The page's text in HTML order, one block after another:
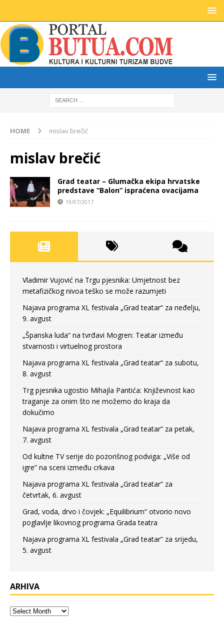
HOME mislav brečić
mislav brečić
Grad teatar – Glumačka ekipa hrvatske
predstave “Balon” ispraćena ovacijama
19/07/2017
Vladimir Vujović na Trgu pjesnika: Umjetnost bez
metafizičkog nivoa teško se može razumjeti
Najava programa XL festivala „Grad teatar“ za neđelju,
9. avgust
„Španska luda“ na tvrđavi Mogren: Teatar između
stvarnosti i virtuelnog prostora
Najava programa XL festivala „Grad teatar“ za subotu,
8. avgust
Trg pjesnika ugostio Mihajla Pantića: Književnost kao
traganje za onim što ne možemo do kraja da
dokučimo
Najava programa XL festivala „Grad teatar“ za petak,
7. avgust
Od kultne TV serije do pozorišnog podviga: „Više od
igre” na sceni između crkava
Najava programa XL festivala „Grad teatar“ za
četvrtak, 6. avgust
Grad, voda, drvo i čovjek: „Equilibrium“ otvorio novo
poglavlje likovnog programa Grada teatra
Najava programa XL festivala „Grad teatar“ za srijedu,
5. avgust
ARHIVA